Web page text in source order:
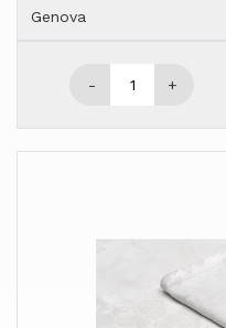
Genova
- +